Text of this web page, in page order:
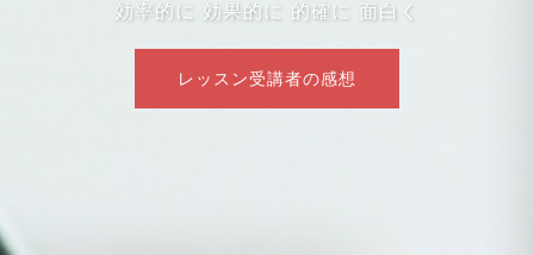
効率的に 効果的に 的確に 面白く
レッスン受講者の感想